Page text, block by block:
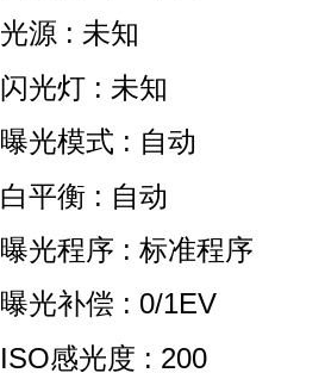
光源 : 未知
闪光灯 : 未知
曝光模式 : 自动
白平衡 : 自动
曝光程序 : 标准程序
曝光补偿 : 0/1EV
ISO感光度 : 200